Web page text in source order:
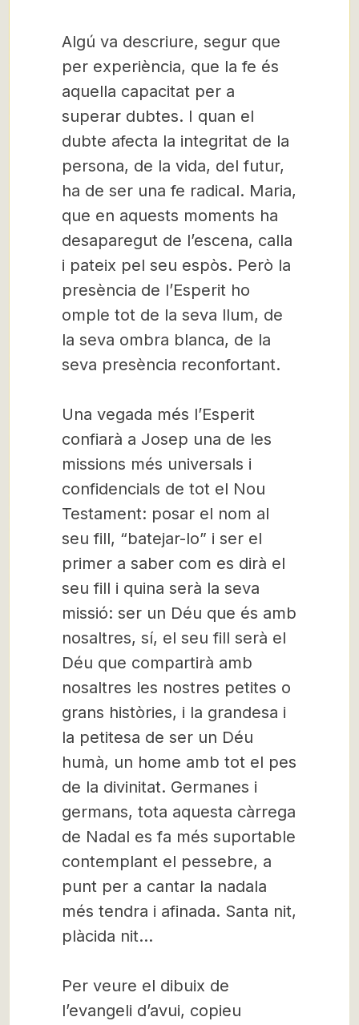
Algú va descriure, segur que
per experiència, que la fe és
aquella capacitat per a
superar dubtes. I quan el
dubte afecta la integritat de la
persona, de la vida, del futur,
ha de ser una fe radical. Maria,
que en aquests moments ha
desaparegut de l’escena, calla
i pateix pel seu espòs. Però la
presència de l’Esperit ho
omple tot de la seva llum, de
la seva ombra blanca, de la
seva presència reconfortant.
Una vegada més l’Esperit
confiarà a Josep una de les
missions més universals i
confidencials de tot el Nou
Testament: posar el nom al
seu fill, “batejar-lo” i ser el
primer a saber com es dirà el
seu fill i quina serà la seva
missió: ser un Déu que és amb
nosaltres, sí, el seu fill serà el
Déu que compartirà amb
nosaltres les nostres petites o
grans històries, i la grandesa i
la petitesa de ser un Déu
humà, un home amb tot el pes
de la divinitat. Germanes i
germans, tota aquesta càrrega
de Nadal es fa més suportable
contemplant el pessebre, a
punt per a cantar la nadala
més tendra i afinada. Santa nit,
plàcida nit…
Per veure el dibuix de
l’evangeli d’avui, copieu